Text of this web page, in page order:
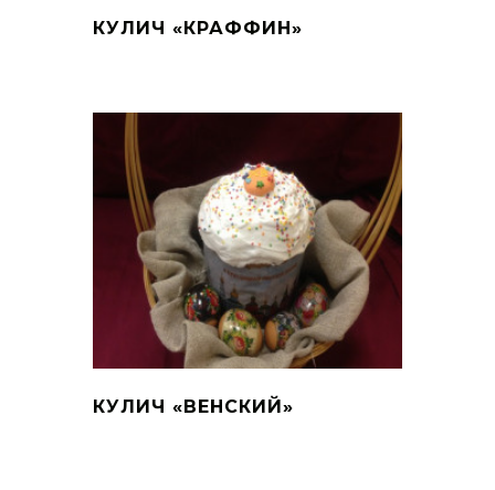
КУЛИЧ «КРАФФИН»
КУЛИЧ «ВЕНСКИЙ»